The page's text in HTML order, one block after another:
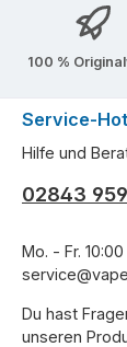
100 %
Service-
Hilfe und
02843
Mo. - Fr.
Du hast
unseren